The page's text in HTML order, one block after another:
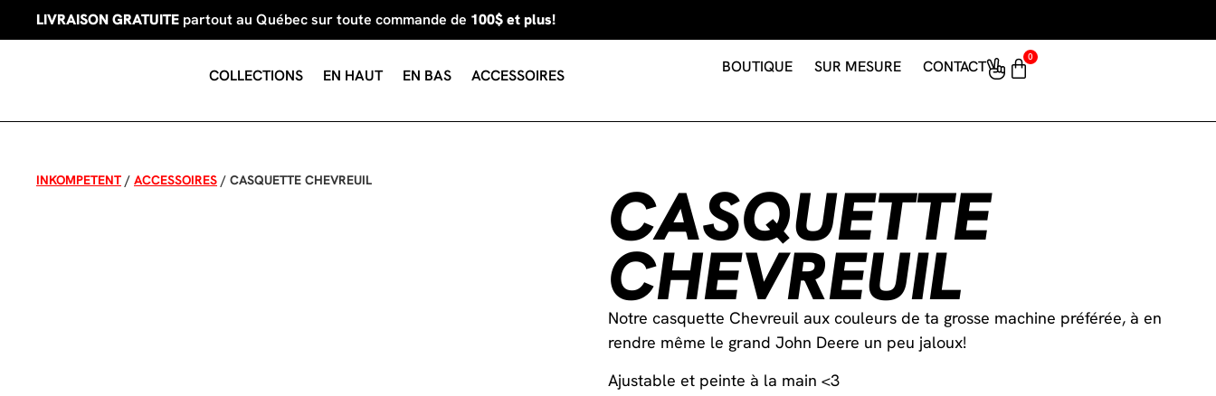
LIVRAISON GRATUITE partout au Québec sur toute commande de 100$ et plus!
COLLECTIONS EN HAUT EN BAS ACCESSOIRES BOUTIQUE SUR MESURE CONTACT
0
INKOMPETENT / ACCESSOIRES / CASQUETTE CHEVREUIL CASQUETTE
CHEVREUIL
Notre casquette Chevreuil aux couleurs de ta grosse machine préférée, à en
rendre même le grand John Deere un peu jaloux!
Ajustable et peinte à la main <3